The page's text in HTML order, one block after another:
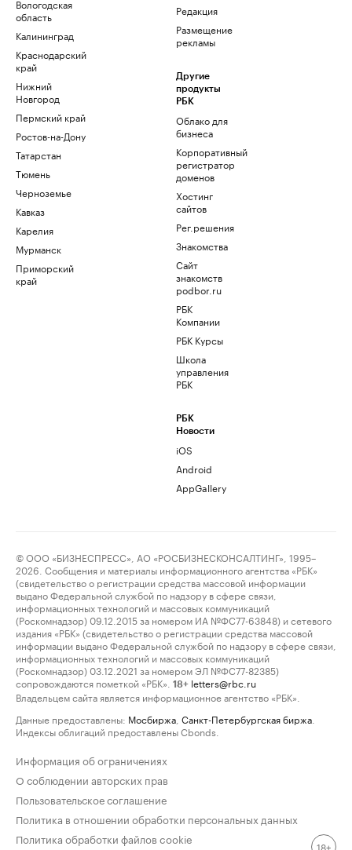
Вологодская
область
Калининград
Краснодарский
край
Нижний
Новгород
Пермский край
Ростов-на-Дону
Татарстан
Тюмень
Черноземье
Кавказ
Карелия
Мурманск
Приморский
край
Редакция
Размещение
рекламы
Другие
продукты
РБК
Облако для
бизнеса
Корпоративный
регистратор
доменов
Хостинг
сайтов
Рег.решения
Знакомства
Сайт
знакомств
podbor.ru
РБК
Компании
РБК Курсы
Школа
управления
РБК
РБК
Новости
iOS
Android
AppGallery
© ООО «БИЗНЕСПРЕСС», АО «РОСБИЗНЕСКОНСАЛТИНГ», 1995–
2026. Сообщения и материалы информационного агентства «РБК»
(свидетельство о регистрации средства массовой информации
выдано Федеральной службой по надзору в сфере связи,
информационных технологий и массовых коммуникаций
(Роскомнадзор) 09.12.2015 за номером ИА №ФС77-63848) и сетевого
издания «РБК» (свидетельство о регистрации средства массовой
информации выдано Федеральной службой по надзору в сфере связи,
информационных технологий и массовых коммуникаций
(Роскомнадзор) 03.12.2021 за номером ЭЛ №ФС77-82385)
сопровождаются пометкой «РБК».
18+ letters@rbc.ru
Владельцем сайта является информационное агентство «РБК».
Данные предоставлены: Мосбиржа Санкт-Петербургская биржа
Индексы облигаций предоставлены Cbonds.
Информация об ограничениях
О соблюдении авторских прав
Пользовательское соглашение
Политика в отношении обработки персональных данных
Политика обработки файлов cookie
18+